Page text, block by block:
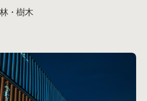
・樹木